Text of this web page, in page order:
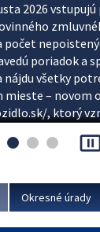
2026
poriadok a
nájdu všetky
mieste –
, ktorý
a
Okresné úrady